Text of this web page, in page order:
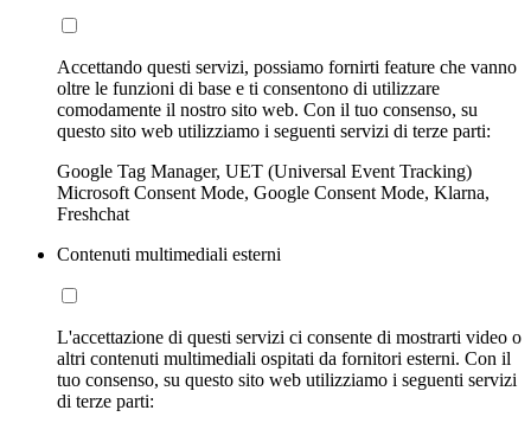
Accettando questi servizi, possiamo fornirti feature che vanno
oltre le funzioni di base e ti consentono di utilizzare
comodamente il nostro sito web. Con il tuo consenso, su
questo sito web utilizziamo i seguenti servizi di terze parti:
Google Tag Manager, UET (Universal Event Tracking)
Microsoft Consent Mode, Google Consent Mode, Klarna,
Freshchat
Contenuti multimediali esterni
L'accettazione di questi servizi ci consente di mostrarti video o
altri contenuti multimediali ospitati da fornitori esterni. Con il
tuo consenso, su questo sito web utilizziamo i seguenti servizi
di terze parti: